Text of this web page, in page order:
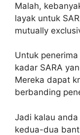
Malah,
layak untuk
mutually
Untuk
kadar SARA
Mereka dapat
berbanding
Jadi kalau
kedua-dua